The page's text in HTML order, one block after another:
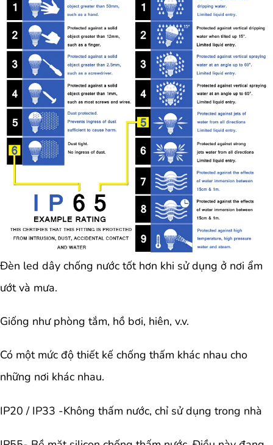
Đèn led dây chống nước tốt hơn khi sử dụng ở nơi ẩm
ướt và mưa.
Giống như phòng tắm, hồ bơi, hiên, v.v.
Có một mức độ thiết kế chống thấm khác nhau cho
những nơi khác nhau.
IP20 / IP33 -Không thấm nước, chỉ sử dụng trong nhà